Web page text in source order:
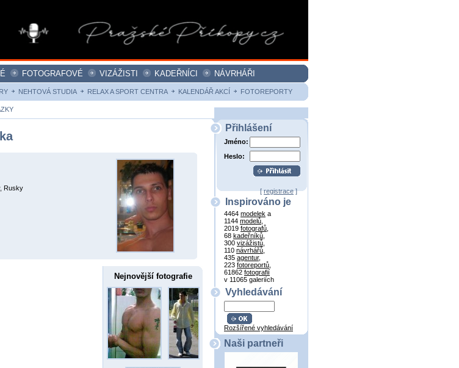
FOTOGRAFOVÉ VIZÁŽISTI KADEŘNÍCI
NÁVRHÁŘI
NEHTOVÁ STUDIA RELAX A SPORT CENTRA KALENDÁŘ AKCÍ FOTOREPORTY
Rusky
Nejnovější fotografie
Přihlášení
Jméno:
Heslo:
[registrace]
Inspirováno je
4464 modelek a
1144 modelů
2019 fotografů
68 kadeřníků
300 vizážistů
110 návrhářů
435 agentur,
223 fotoreportů
61862 fotografií
v 11065 galeriích
Vyhledávání
Rozšířené vyhledávání
Naši partneři